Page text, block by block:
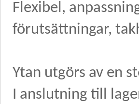
Flexibel,
förutsättningar,
Ytan utgörs av en
I anslutning till